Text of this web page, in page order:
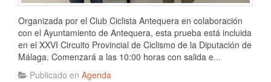
Organizada por el Club Ciclista Antequera en colaboración
con el Ayuntamiento de Antequera, esta prueba está incluida
en el XXVI Circuito Provincial de Ciclismo de la Diputación de
Málaga. Comenzará a las 10:00 horas con salida e...
Publicado en Agenda